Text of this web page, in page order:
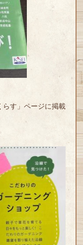
らす」ページに掲載